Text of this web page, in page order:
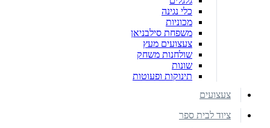
כלי נגינה
מכוניות
משפחת סילבניאן
צעצועים מעץ
שולחנות משחק
שונות
תינוקות ופעוטות
צעצועים
ציוד לבית ספר